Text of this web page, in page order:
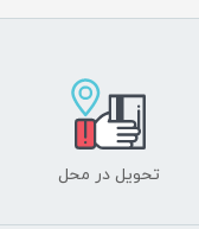
تحویل در محل